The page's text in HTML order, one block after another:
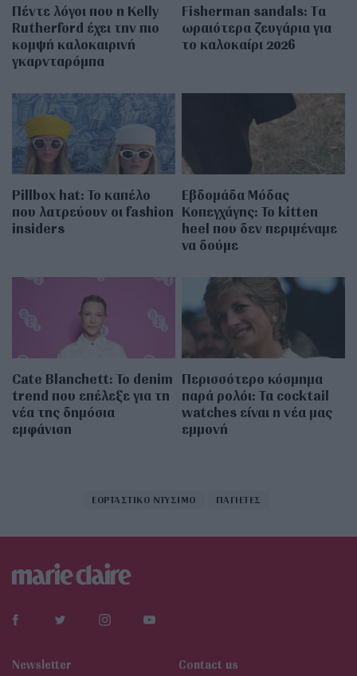
Πέντε λόγοι που η Kelly
Rutherford έχει την πιο
κομψή καλοκαιρινή
γκαρνταρόμπα
Fisherman sandals: Tα
ωραιότερα ζευγάρια για
το καλοκαίρι 2026
Pillbox hat: Το καπέλο
που λατρεύουν οι fashion
insiders
Εβδομάδα Μόδας
Κοπεγχάγης: Το kitten
heel που δεν περιμέναμε
να δούμε
Cate Blanchett: Το denim
trend που επέλεξε για τη
νέα της δημόσια
εμφάνιση
Περισσότερο κόσμημα
παρά ρολόι: Τα cocktail
watches είναι η νέα μας
εμμονή
ΕΟΡΤΑΣΤΙΚΟ ΝΤΥΣΙΜΟ ΠΑΓΙΕΤΕΣ
Newsletter Contact us